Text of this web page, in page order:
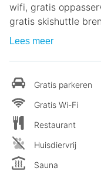
wifi, gratis
gratis skishuttle
Lees meer
Gratis parkeren
Gratis Wi-Fi
Restaurant
Huisdiervrij
Sauna